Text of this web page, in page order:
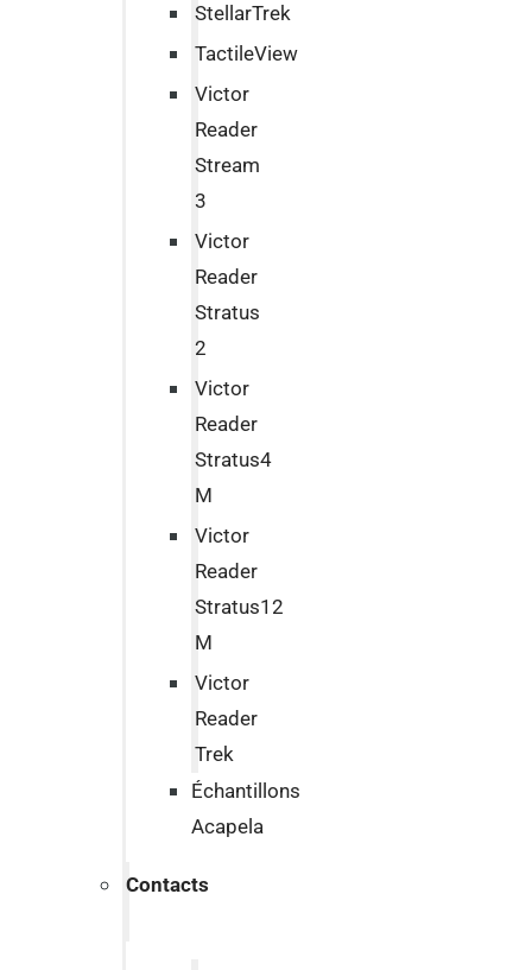
StellarTrek
TactileView
Victor
Reader
Stream
3
Victor
Reader
Stratus
2
Victor
Reader
Stratus4
M
Victor
Reader
Stratus12
M
Victor
Reader
Trek
Échantillons
Acapela
Contacts